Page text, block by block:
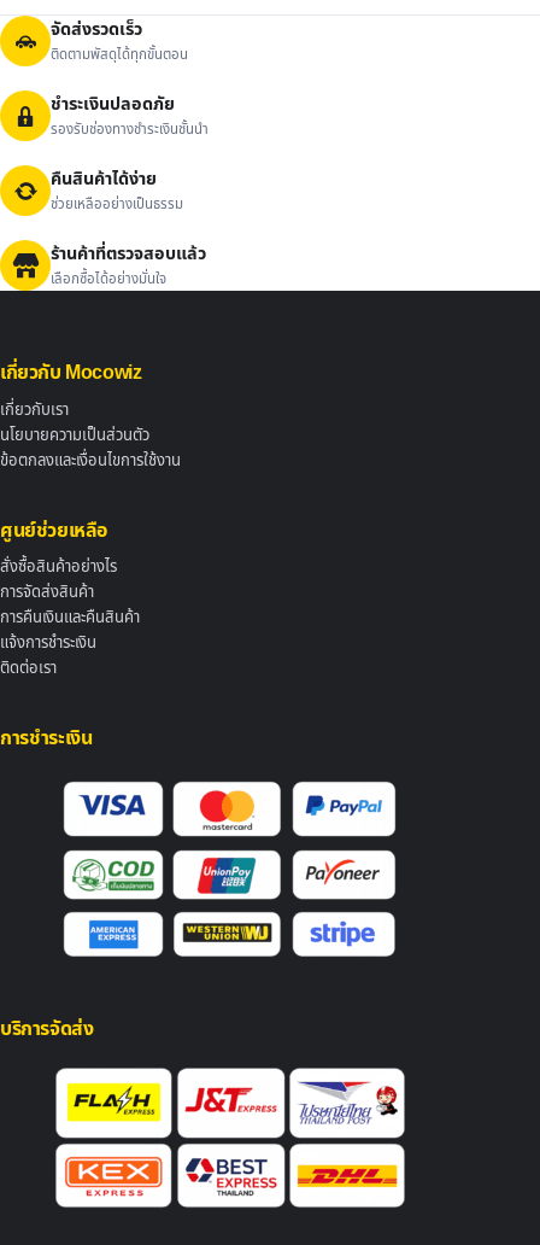
จัดส่งรวดเร็ว
ติดตามพัสดุได้ทุกขั้นตอน
ชำระเงินปลอดภัย
รองรับช่องทางชำระเงินชั้นนำ
คืนสินค้าได้ง่าย
ช่วยเหลืออย่างเป็นธรรม
ร้านค้าที่ตรวจสอบแล้ว
เลือกซื้อได้อย่างมั่นใจ
เกี่ยวกับ Mocowiz
เกี่ยวกับเรา
นโยบายความเป็นส่วนตัว
ข้อตกลงและเงื่อนไขการใช้งาน
ศูนย์ช่วยเหลือ
สั่งซื้อสินค้าอย่างไร
การจัดส่งสินค้า
การคืนเงินและคืนสินค้า
แจ้งการชำระเงิน
ติดต่อเรา
การชำระเงิน
บริการจัดส่ง